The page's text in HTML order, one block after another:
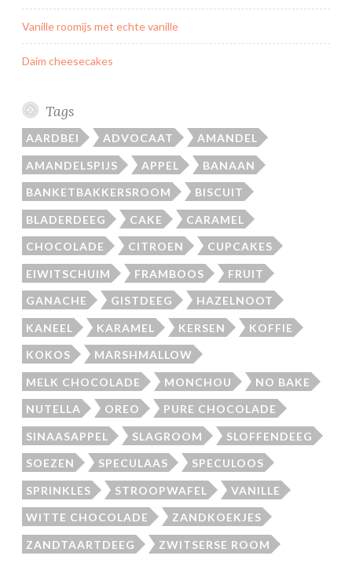
n
Vanille roomijs met echte vanille
Daim cheesecakes
Tags
AARDBEI ADVOCAAT AMANDEL
AMANDELSPIJS APPEL BANAAN
BANKETBAKKERSROOM BISCUIT
BLADERDEEG CAKE CARAMEL
CHOCOLADE CITROEN CUPCAKES
EIWITSCHUIM FRAMBOOS FRUIT
GANACHE GISTDEEG HAZELNOOT
KANEEL KARAMEL KERSEN KOFFIE
KOKOS MARSHMALLOW
MELK CHOCOLADE MONCHOU NO BAKE
NUTELLA OREO PURE CHOCOLADE
SINAASAPPEL SLAGROOM SLOFFENDEEG
SOEZEN SPECULAAS SPECULOOS
SPRINKLES STROOPWAFEL VANILLE
WITTE CHOCOLADE ZANDKOEKJES
ZANDTAARTDEEG ZWITSERSE ROOM